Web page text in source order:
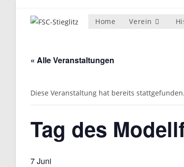
Home Verein
« Alle Veranstaltungen
Diese Veranstaltung hat bereits stattgefunden.
Tag des
7 Juni